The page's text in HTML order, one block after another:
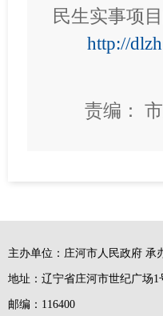
民生实事项
http://
责编：
主办单位：庄河市人民政府 承
地址：辽宁省庄河市世纪广场1
邮编：116400